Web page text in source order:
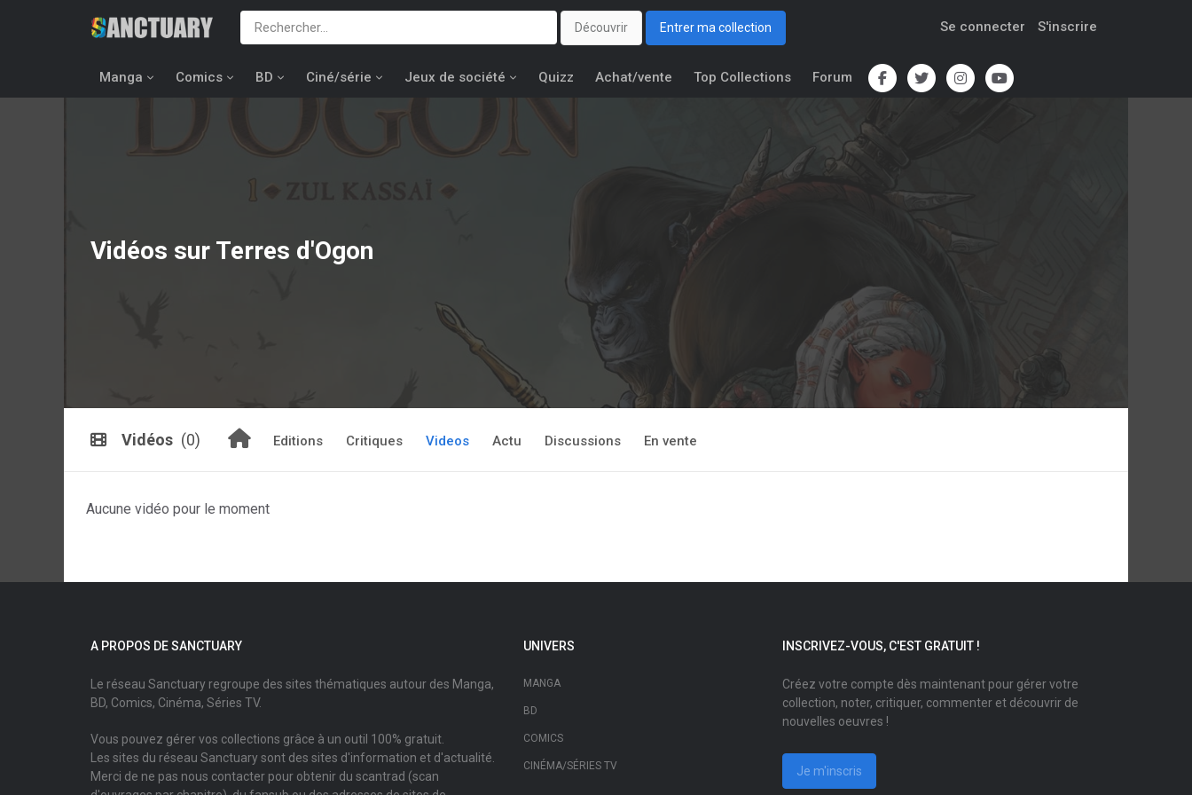
Découvrir Entrer ma collection Se connecter S'inscrire
Manga Comics BD Ciné/série Jeux de société Quizz Achat/vente Top Collections Forum
Vidéos sur Terres d'Ogon
Vidéos (0) Editions Critiques Videos Actu Discussions En vente
Aucune vidéo pour le moment
A PROPOS DE SANCTUARY
Le réseau Sanctuary regroupe des sites thématiques autour des Manga,
BD, Comics, Cinéma, Séries TV.
Vous pouvez gérer vos collections grâce à un outil 100% gratuit.
Les sites du réseau Sanctuary sont des sites d'information et d'actualité.
Merci de ne pas nous contacter pour obtenir du scantrad (scan
UNIVERS
MANGA
BD
COMICS
CINÉMA/SÉRIES TV
INSCRIVEZ-VOUS, C'EST GRATUIT !
Créez votre compte dès maintenant pour gérer votre
collection, noter, critiquer, commenter et découvrir de
nouvelles oeuvres !
Je m'inscris